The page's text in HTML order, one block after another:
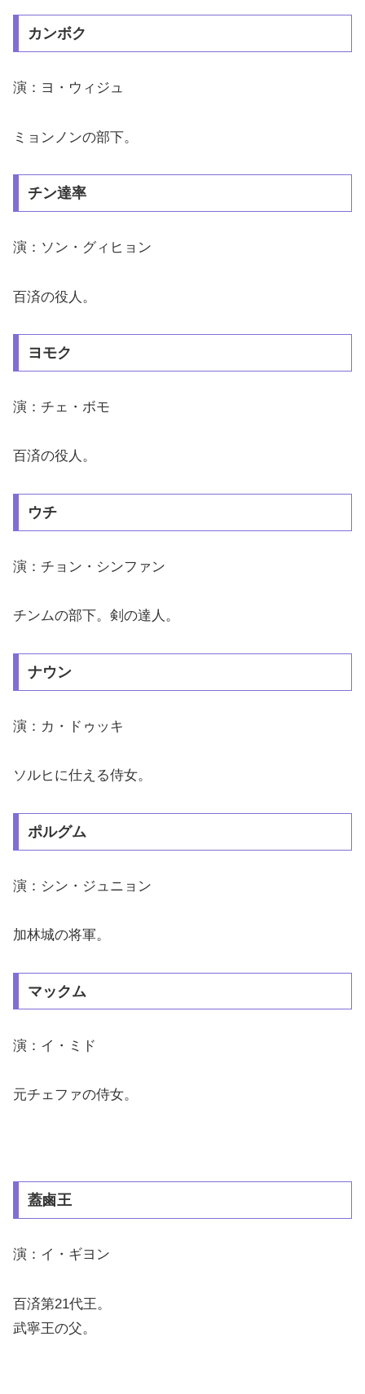
カンボク
演：ヨ・ウィジュ
ミョンノンの部下。
チン達率
演：ソン・グィヒョン
百済の役人。
ヨモク
演：チェ・ボモ
百済の役人。
ウチ
演：チョン・シンファン
チンムの部下。剣の達人。
ナウン
演：カ・ドゥッキ
ソルヒに仕える侍女。
ポルグム
演：シン・ジュニョン
加林城の将軍。
マックム
演：イ・ミド
元チェファの侍女。
蓋鹵王
演：イ・ギヨン
百済第21代王。
武寧王の父。